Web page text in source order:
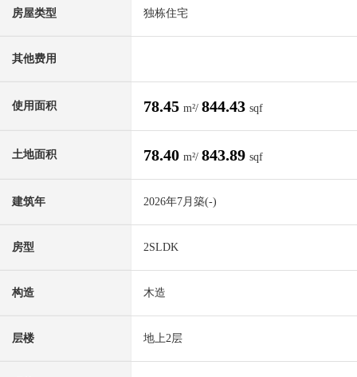
房屋类型 独栋住宅
其他费用
使用面积 78.45 m²/ 844.43 sqf
土地面积 78.40 m²/ 843.89 sqf
建筑年 2026年7月築(-)
房型 2SLDK
构造 木造
层楼 地上2层